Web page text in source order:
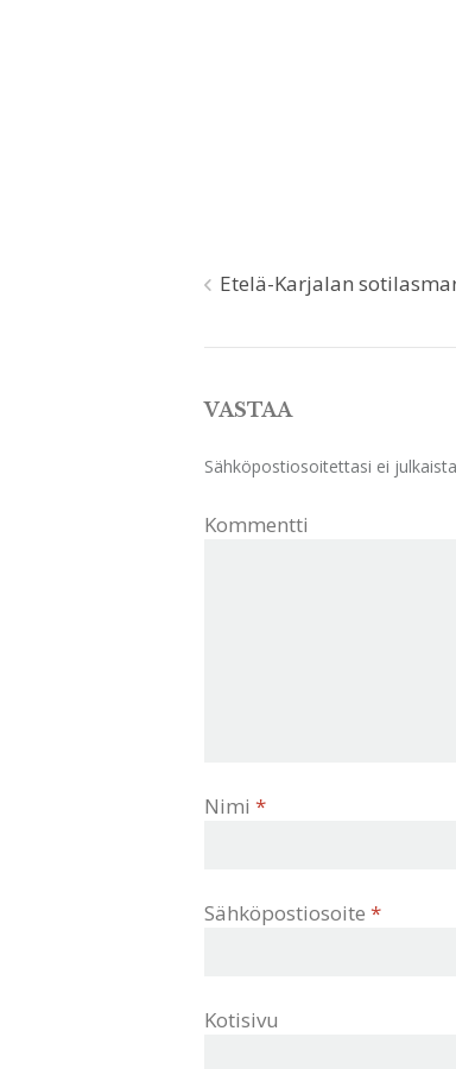
Artikkelien
selaus
Etelä-Karjalan
VASTAA
Sähköpostiosoitettasi ei
Kommentti
Nimi *
Sähköpostiosoite *
Kotisivu